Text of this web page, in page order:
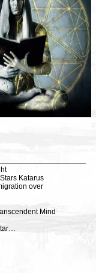
Katarus
over
Mind